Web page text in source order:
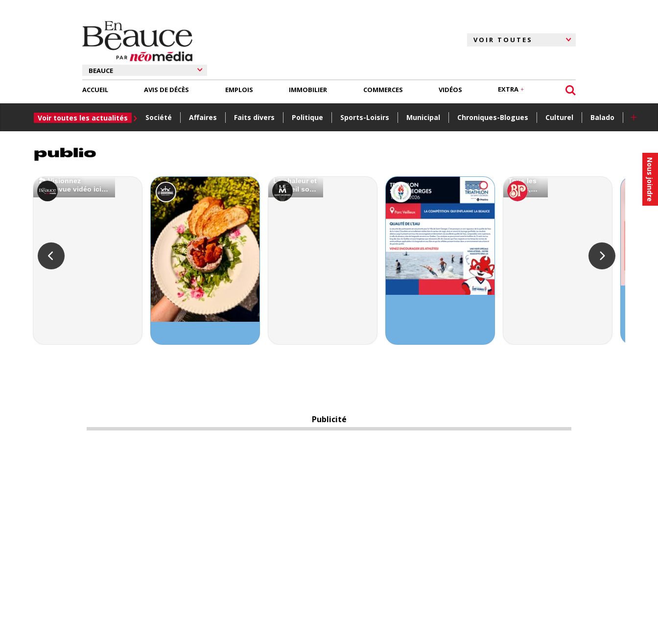
Nous joindre
ACCUEIL
Voir toutes les actualités Société Affaires Faits divers Politique Sports-Loisirs Municipal Chroniques-Blogues Culturel Balado +
AVIS DE DÉCÈS EMPLOIS IMMOBILIER COMMERCES VIDÉOS EXTRA
Publicité